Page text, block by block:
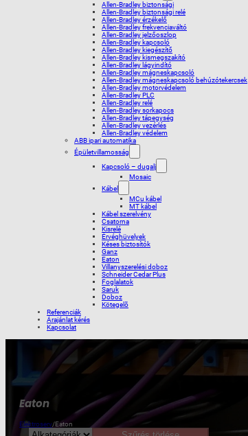
Allen-Bradley biztonsági
Allen-Bradley biztonsági relé
Allen-Bradley érzékelő
Allen-Bradley frekvenciaváltó
Allen-Bradley jelzőoszlop
Allen-Bradley kapcsoló
Allen-Bradley kiegészítő
Allen-Bradley kismegszakító
Allen-Bradley lágyindító
Allen-Bradley mágneskapcsoló
Allen-Bradley mágneskapcsoló behúzótekercsek
Allen-Bradley motorvédelem
Allen-Bradley PLC
Allen-Bradley relé
Allen-Bradley sorkapocs
Allen-Bradley tápegység
Allen-Bradley vezérlés
Allen-Bradley védelem
ABB ipari automatika
Épületvillamosság
Kapcsoló – dugalj
Mosaic
Kábel
MCu kábel
MT kábel
Kábel szerelvény
Csatorna
Kisrelé
Érvéghüvelyek
Késes biztosítók
Ganz
Eaton
Villanyszerelési doboz
Schneider Cedar Plus
Foglalatok
Saruk
Doboz
Kötegelõ
Referenciák
Árajánlat kérés
Kapcsolat
Eaton
Elektroserv/Eaton